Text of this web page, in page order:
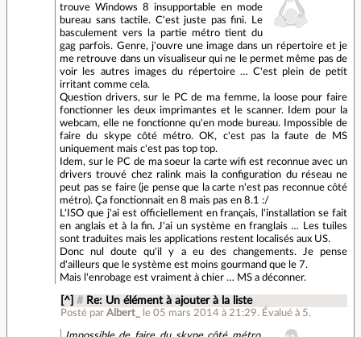
trouve Windows 8 insupportable en mode
bureau sans tactile. C'est juste pas fini. Le
basculement vers la partie métro tient du
gag parfois. Genre, j'ouvre une image dans un répertoire et je
me retrouve dans un visualiseur qui ne le permet même pas de
voir les autres images du répertoire … C'est plein de petit
irritant comme cela.
Question drivers, sur le PC de ma femme, la loose pour faire
fonctionner les deux imprimantes et le scanner. Idem pour la
webcam, elle ne fonctionne qu'en mode bureau. Impossible de
faire du skype côté métro. OK, c'est pas la faute de MS
uniquement mais c'est pas top top.
Idem, sur le PC de ma soeur la carte wifi est reconnue avec un
drivers trouvé chez ralink mais la configuration du réseau ne
peut pas se faire (je pense que la carte n'est pas reconnue côté
métro). Ça fonctionnait en 8 mais pas en 8.1 :/
L'ISO que j'ai est officiellement en français, l'installation se fait
en anglais et à la fin. J'ai un système en franglais … Les tuiles
sont traduites mais les applications restent localisés aux US.
Donc nul doute qu'il y a eu des changements. Je pense
d'ailleurs que le système est moins gourmand que le 7.
Mais l'enrobage est vraiment à chier … MS a déconner.
[^] # Re: Un élément à ajouter à la liste
Posté par Albert_ le 05 mars 2014 à 21:29. Évalué à 5.
Impossible de faire du skype côté métro.